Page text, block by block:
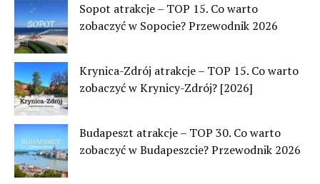
Sopot atrakcje – TOP 15. Co warto
zobaczyć w Sopocie? Przewodnik 2026
Krynica-Zdrój atrakcje – TOP 15. Co warto
zobaczyć w Krynicy-Zdrój? [2026]
Budapeszt atrakcje – TOP 30. Co warto
zobaczyć w Budapeszcie? Przewodnik 2026